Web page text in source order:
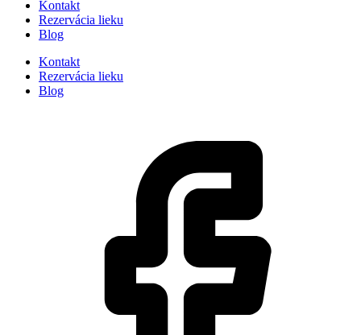
Kontakt
Rezervácia lieku
Blog
Kontakt
Rezervácia lieku
Blog